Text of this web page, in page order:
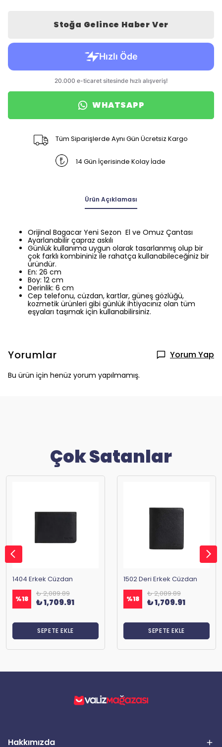
Stoğa Gelince Haber Ver
WHATSAPP
Tüm Siparişlerde Aynı Gün Ücretsiz Kargo
14 Gün İçerisinde Kolay İade
Ürün Açıklaması
Orijinal Bagacar Yeni Sezon El ve Omuz Çantası
Ayarlanabilir çapraz askılı
Günlük kullanıma uygun olarak tasarlanmış olup bir
çok farklı kombininiz ile rahatça kullanabileceğiniz bir
üründür.
En: 26 cm
Boy: 12 cm
Derinlik: 6 cm
Cep telefonu, cüzdan, kartlar, güneş gözlüğü,
kozmetik ürünleri gibi günlük ihtiyacınız olan tüm
eşyaları taşımak için kullanabilirsiniz.
Yorumlar Yorum Yap
Bu ürün için henüz yorum yapılmamış.
Çok Satanlar
1404 Erkek Cüzdan
%18
₺ 2,089.89
₺ 1,709.91
SEPETE EKLE
1502 Deri Erkek Cüzdan
%18
₺ 2,089.89
₺ 1,709.91
SEPETE EKLE
Hakkımızda